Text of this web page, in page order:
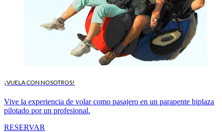
¡VUELA CON NOSOTROS!
Vive la experiencia de volar como pasajero en un parapente biplaza
pilotado por un profesional.
RESERVAR